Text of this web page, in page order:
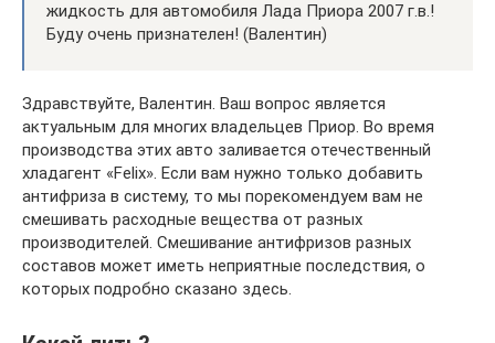
жидкость для автомобиля Лада Приора 2007 г.в.!
Буду очень признателен! (Валентин)
Здравствуйте, Валентин. Ваш вопрос является
актуальным для многих владельцев Приор. Во время
производства этих авто заливается отечественный
хладагент «Felix». Если вам нужно только добавить
антифриза в систему, то мы порекомендуем вам не
смешивать расходные вещества от разных
производителей. Смешивание антифризов разных
составов может иметь неприятные последствия, о
которых подробно сказано здесь.